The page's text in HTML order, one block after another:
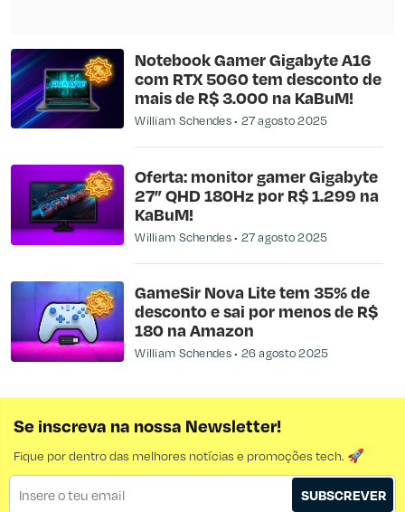
Notebook Gamer Gigabyte A16
com RTX 5060 tem desconto de
mais de R$ 3.000 na KaBuM!
William Schendes 27 agosto 2025
Oferta: monitor gamer Gigabyte
27” QHD 180Hz por R$ 1.299 na
KaBuM!
William Schendes 27 agosto 2025
GameSir Nova Lite tem 35% de
desconto e sai por menos de R$
180 na Amazon
William Schendes 26 agosto 2025
Se inscreva na nossa Newsletter!
Fique por dentro das melhores notícias e promoções tech. 🚀
SUBSCREVER